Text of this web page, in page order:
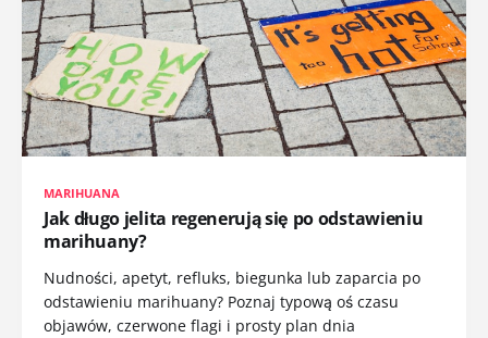
MARIHUANA
Jak długo jelita regenerują się po odstawieniu
marihuany?
Nudności, apetyt, refluks, biegunka lub zaparcia po
odstawieniu marihuany? Poznaj typową oś czasu
objawów, czerwone flagi i prosty plan dnia